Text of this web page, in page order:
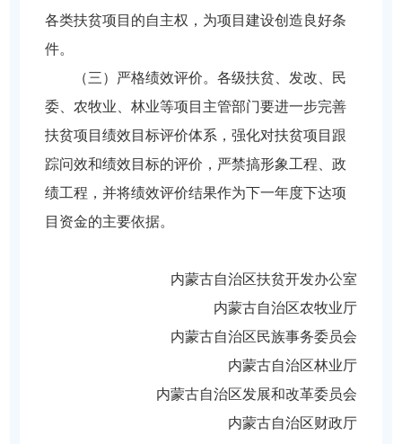
各类扶贫项目的自主权，为项目建设创造良好条
件。
（三）严格绩效评价。各级扶贫、发改、民
委、农牧业、林业等项目主管部门要进一步完善
扶贫项目绩效目标评价体系，强化对扶贫项目跟
踪问效和绩效目标的评价，严禁搞形象工程、政
绩工程，并将绩效评价结果作为下一年度下达项
目资金的主要依据。
内蒙古自治区扶贫开发办公室
内蒙古自治区农牧业厅
内蒙古自治区民族事务委员会
内蒙古自治区林业厅
内蒙古自治区发展和改革委员会
内蒙古自治区财政厅